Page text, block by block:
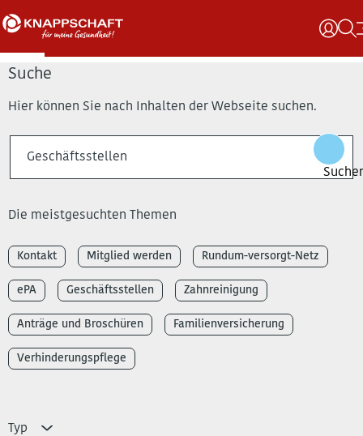
Suche
Hier können Sie nach Inhalten der Webseite suchen.
Die meistgesuchten Themen
Kontakt Mitglied werden Rundum-versorgt-Netz
ePA Geschäftsstellen Zahnreinigung
Anträge und Broschüren Familienversicherung
Verhinderungspflege
Typ